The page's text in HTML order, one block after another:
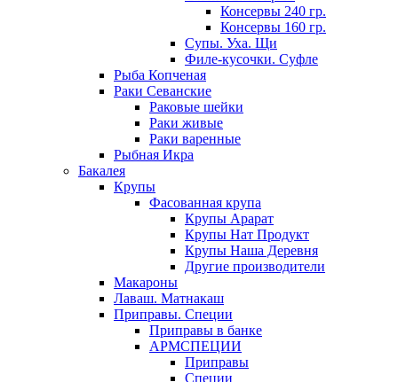
Консервы 240 гр.
Консервы 160 гр.
Супы. Уха. Щи
Филе-кусочки. Суфле
Рыба Копченая
Раки Севанские
Раковые шейки
Раки живые
Раки варенные
Рыбная Икра
Бакалея
Крупы
Фасованная крупа
Крупы Арарат
Крупы Нат Продукт
Крупы Наша Деревня
Другие производители
Макароны
Лаваш. Матнакаш
Приправы. Специи
Приправы в банке
АРМСПЕЦИИ
Приправы
Специи